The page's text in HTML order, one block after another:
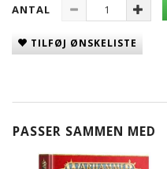
ANTAL
TILFØJ ØNSKELISTE
PASSER SAMMEN MED